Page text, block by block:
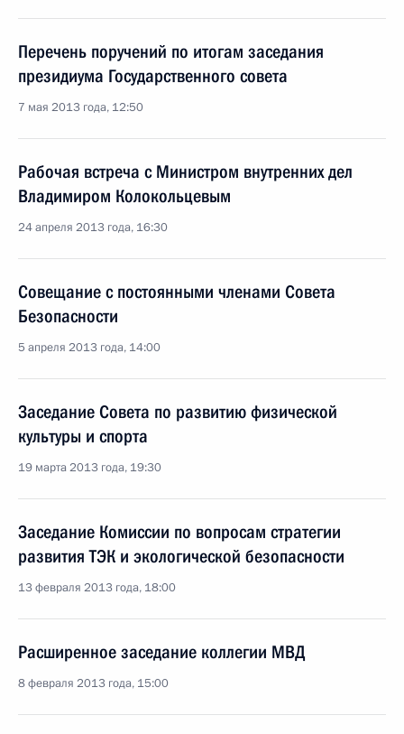
Перечень поручений по итогам заседания
президиума Государственного совета
7 мая 2013 года, 12:50
Рабочая встреча с Министром внутренних дел
Владимиром Колокольцевым
24 апреля 2013 года, 16:30
Совещание с постоянными членами Совета
Безопасности
5 апреля 2013 года, 14:00
Заседание Совета по развитию физической
культуры и спорта
19 марта 2013 года, 19:30
Заседание Комиссии по вопросам стратегии
развития ТЭК и экологической безопасности
13 февраля 2013 года, 18:00
Расширенное заседание коллегии МВД
8 февраля 2013 года, 15:00